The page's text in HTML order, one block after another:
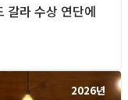
라 수상 연단에
2026년